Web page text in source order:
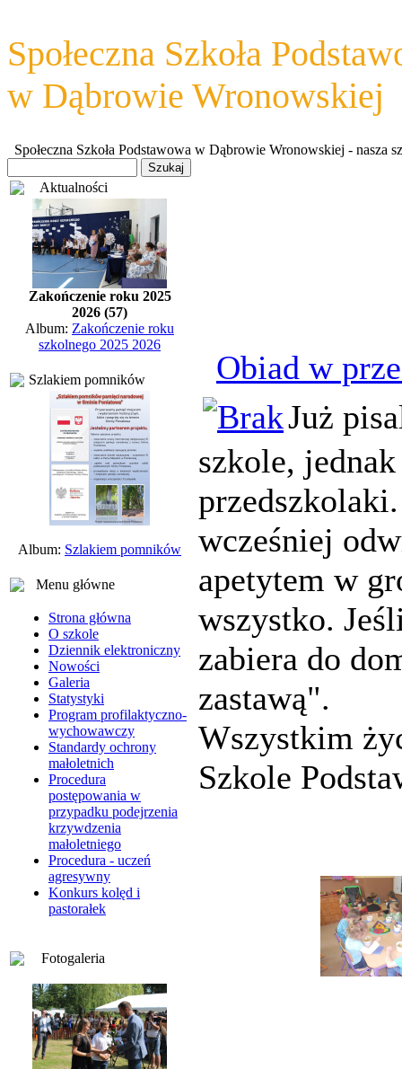
Społeczna Szkoła
w Dąbrowie Wronowskiej
Społeczna Szkoła Podstawowa w Dąbrowie Wronowskiej - nasza
Aktualności
Zakończenie roku 2025
2026 (57)
Album: Zakończenie roku
szkolnego 2025 2026
Szlakiem pomników
Album: Szlakiem pomników
Menu główne
Strona główna
O szkole
Dziennik elektroniczny
Nowości
Galeria
Statystyki
Program profilaktyczno-
wychowawczy
Standardy ochrony
małoletnich
Procedura
postępowania w
przypadku podejrzenia
krzywdzenia
małoletniego
Procedura - uczeń
agresywny
Konkurs kolęd i
pastorałek
Fotogaleria
Obiad w
Już
szkole,
wcześniej
apetytem w
wszystko.
zabiera do
zastawą".
Wszystkim
Szkole